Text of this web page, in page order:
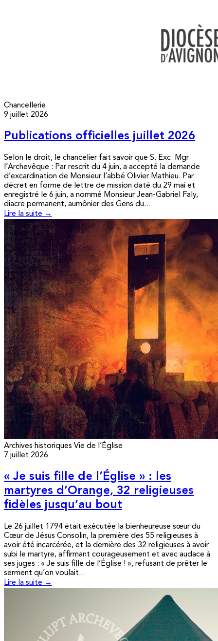
Chancellerie
9 juillet 2026
Publications officielles juillet 2026
Selon le droit, le chancelier fait savoir que S. Exc. Mgr
l’Archevêque : Par rescrit du 4 juin, a accepté la demande
d’excardination de Monsieur l’abbé Olivier Mathieu. Par
décret en forme de lettre de mission daté du 29 mai et
enregistré le 6 juin, a nommé Monsieur Jean-Gabriel Faly,
diacre permanent, aumônier des Gens du...
Lire la suite →
Archives historiques Vie de l’Église
7 juillet 2026
« Je suis fille de l’Église » : les
martyres d’Orange, 32 religieuses
fidèles jusqu’au bout
Le 26 juillet 1794 était exécutée la bienheureuse sœur du
Cœur de Jésus Consolin, la première des 55 religieuses à
avoir été incarcérée, et la dernière des 32 religieuses à avoir
subi le martyre, affirmant courageusement et avec audace à
ses juges : « Je suis fille de l’Église ! », refusant de prêter le
serment qu’on voulait...
Lire la suite →